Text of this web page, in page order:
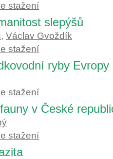
stažení
slepýšů
, Václav Gvoždík
stažení
ryby Evropy
stažení
v České
stažení